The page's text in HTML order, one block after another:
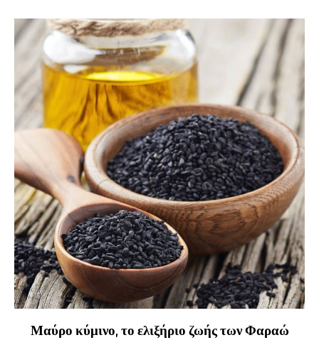
Μαύρο κύμινο, το ελιξήριο ζωής των Φαραώ